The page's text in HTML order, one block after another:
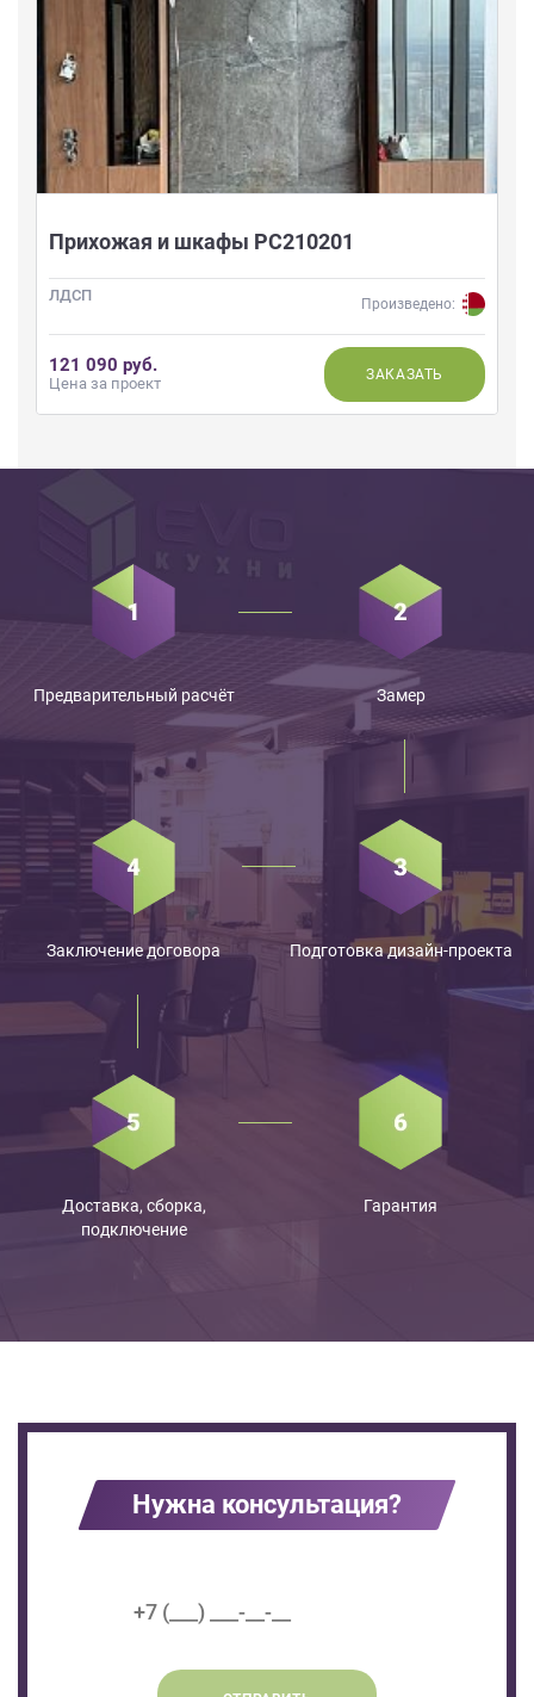
Прихожая и шкафы РС210201
ЛДСП Произведено:
121 090 руб.
Цена за проект ЗАКАЗАТЬ
Предварительный расчёт Замер
Подготовка дизайн-проекта
Заключение договора
Доставка, сборка,
подключение
Гарантия
Нужна консультация?